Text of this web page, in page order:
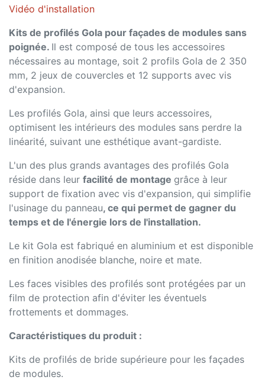
Vidéo d'installation
Kits de profilés Gola pour façades de modules sans
poignée. Il est composé de tous les accessoires
nécessaires au montage, soit 2 profils Gola de 2 350
mm, 2 jeux de couvercles et 12 supports avec vis
d'expansion.
Les profilés Gola, ainsi que leurs accessoires,
optimisent les intérieurs des modules sans perdre la
linéarité, suivant une esthétique avant-gardiste.
L'un des plus grands avantages des profilés Gola
réside dans leur facilité de montage grâce à leur
support de fixation avec vis d'expansion, qui simplifie
l'usinage du panneau, ce qui permet de gagner du
temps et de l'énergie lors de l'installation.
Le kit Gola est fabriqué en aluminium et est disponible
en finition anodisée blanche, noire et mate.
Les faces visibles des profilés sont protégées par un
film de protection afin d'éviter les éventuels
frottements et dommages.
Caractéristiques du produit :
Kits de profilés de bride supérieure pour les façades
de modules.